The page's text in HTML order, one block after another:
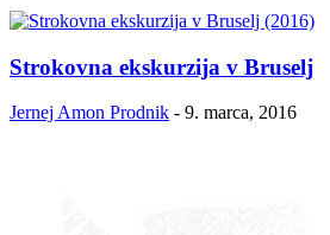
Strokovna ekskurzija v Bruselj
Jernej Amon Prodnik - 9. marca, 2016